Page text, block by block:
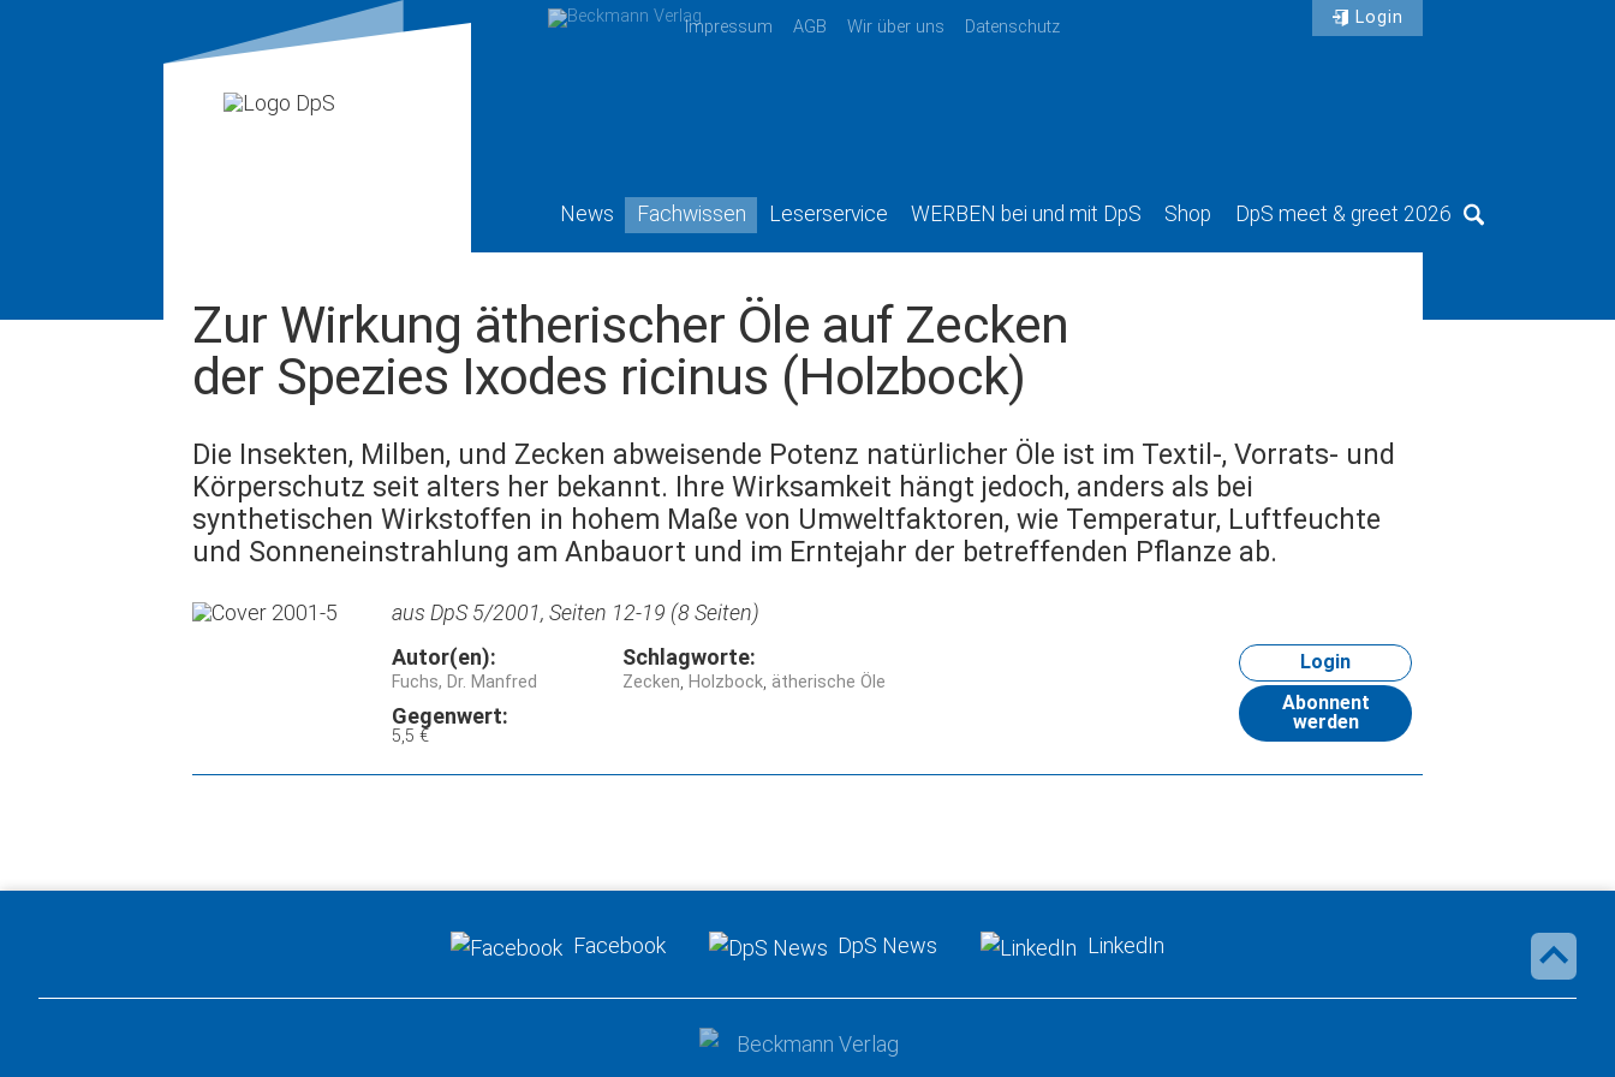
Impressum AGB Wir über uns Datenschutz Login
News Fachwissen Leserservice WERBEN bei und mit DpS Shop DpS meet & greet 2026 Suche
Zur Wirkung ätherischer Öle auf Zecken
der Spezies Ixodes ricinus (Holzbock)
Die Insekten, Milben, und Zecken abweisende Potenz natürlicher Öle ist im Textil-, Vorrats- und
Körperschutz seit alters her bekannt. Ihre Wirksamkeit hängt jedoch, anders als bei
synthetischen Wirkstoffen in hohem Maße von Umweltfaktoren, wie Temperatur, Luftfeuchte
und Sonneneinstrahlung am Anbauort und im Erntejahr der betreffenden Pflanze ab.
aus DpS 5/2001, Seiten 12-19 (8 Seiten)
Autor(en):
Fuchs, Dr. Manfred
Gegenwert:
5,5 €
Schlagworte:
Zecken Holzbock ätherische Öle
Login
Abonnent
werden
Facebook DpS News LinkedIn